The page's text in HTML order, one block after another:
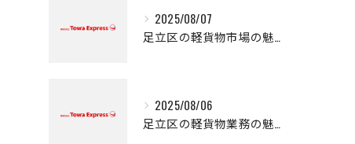
2025/08/07
足立区の軽貨物市場の魅力
2025/08/06
足立区の軽貨物業務の魅力